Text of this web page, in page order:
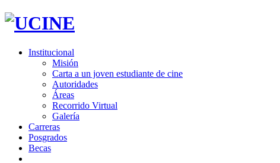
Institucional
Misión
Carta a un joven estudiante de cine
Autoridades
Áreas
Recorrido Virtual
Galería
Carreras
Posgrados
Becas